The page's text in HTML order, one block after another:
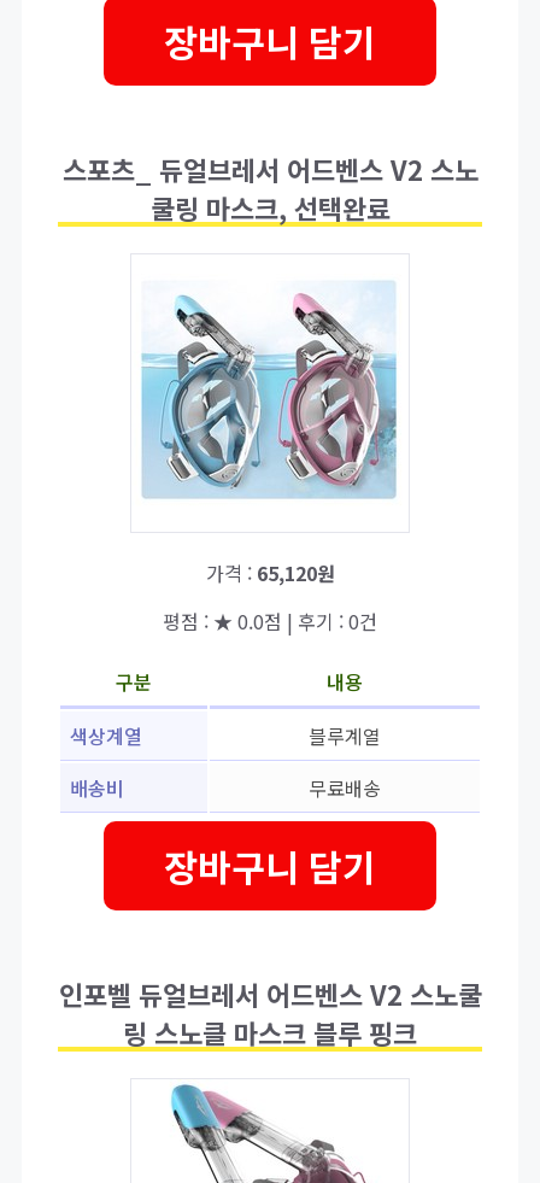
장바구니 담기
스포츠_ 듀얼브레서 어드벤스 V2 스노
쿨링 마스크, 선택완료
가격 : 65,120원
평점 : ★ 0.0점 | 후기 : 0건
구분
내용
색상계열
블루계열
배송비
무료배송
장바구니 담기
인포벨 듀얼브레서 어드벤스 V2 스노쿨
링 스노클 마스크 블루 핑크